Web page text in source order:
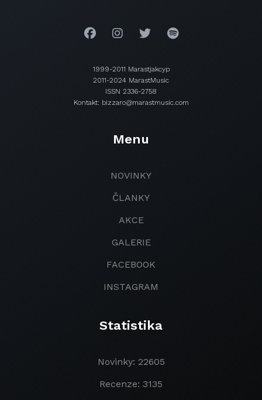
1999-2011 Marastjakcyp
2011-2024 MarastMusic
ISSN 2336-2758
Kontakt: bizzaro@marastmusic.com
Menu
NOVINKY
ČLANKY
AKCE
GALERIE
FACEBOOK
INSTAGRAM
Statistika
Novinky: 22605
Recenze: 3135